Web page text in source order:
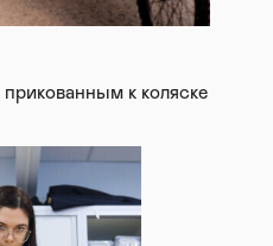
к коляске